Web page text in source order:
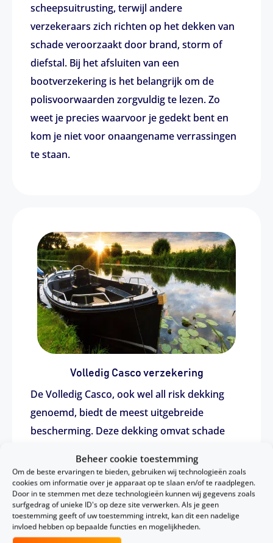
Beheer cookie toestemming
Om de beste ervaringen te bieden, gebruiken wij technologieën zoals
cookies om informatie over je apparaat op te slaan en/of te raadplegen.
Door in te stemmen met deze technologieën kunnen wij gegevens zoals
surfgedrag of unieke ID's op deze site verwerken. Als je geen
toestemming geeft of uw toestemming intrekt, kan dit een nadelige
invloed hebben op bepaalde functies en mogelijkheden.
scheepsuitrusting, terwijl andere
verzekeraars zich richten op het dekken van
schade veroorzaakt door brand, storm of
diefstal. Bij het afsluiten van een
bootverzekering is het belangrijk om de
polisvoorwaarden zorgvuldig te lezen. Zo
weet je precies waarvoor je gedekt bent en
kom je niet voor onaangename verrassingen
te staan.
Volledig Casco verzekering
De Volledig Casco, ook wel all risk dekking
genoemd, biedt de meest uitgebreide
bescherming. Deze dekking omvat schade
bliksem, ontploffingen, vorst, eigen gebreken
en schade die ontstaat tijdens transport of
berging. Bovendien is er doorgaans een
garantie op de aanschafwaarde.